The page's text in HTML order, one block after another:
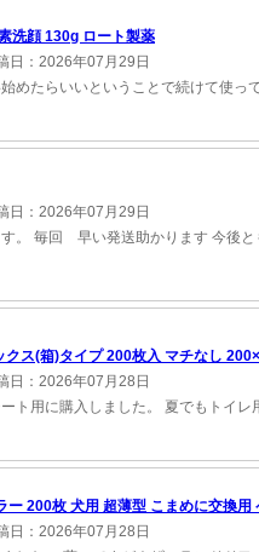
洗顔 130g ロート製薬
日：2026年07月29日
めたらいいということで続けて使っ
日：2026年07月29日
。 毎回 早い発送助かります 今後
クス(箱)タイプ 200枚入 マチなし
日：2026年07月28日
ト用に購入しました。 夏でもトイ
ー 200枚 犬用 超薄型 こまめに交換用
日：2026年07月28日